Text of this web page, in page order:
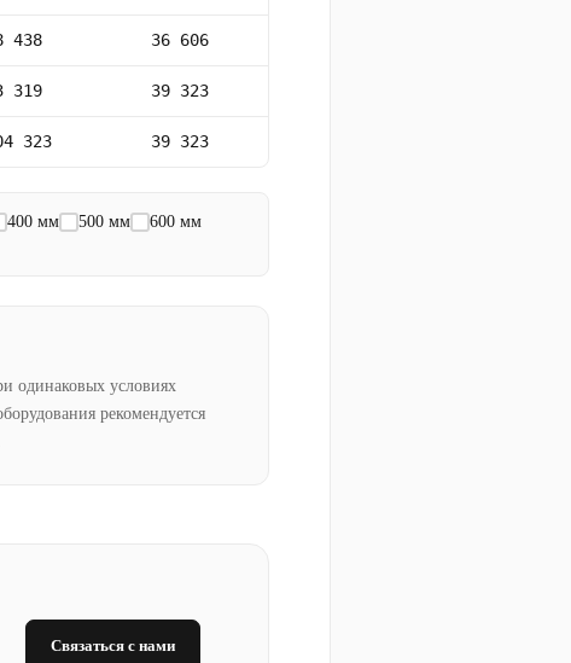
438 36 606
319 39 323
323 39 323
400 мм 500 мм 600 мм
одинаковых условиях
рекомендуется
Связаться с нами